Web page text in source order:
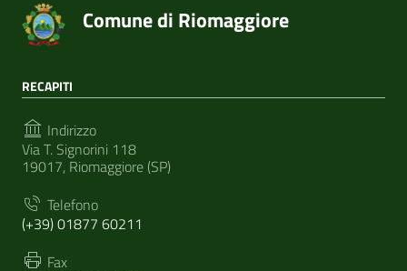
Comune di Riomaggiore
RECAPITI
Indirizzo
Via T. Signorini 118
19017, Riomaggiore (SP)
Telefono
(+39) 01877 60211
Fax